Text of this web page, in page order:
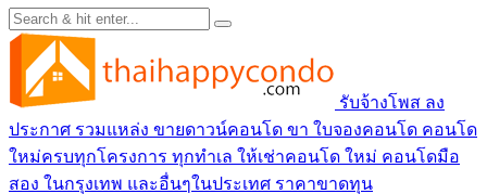
รับจ้างโพส ลง
ประกาศ รวมแหล่ง ขายดาวน์คอนโด ขา ใบจองคอนโด คอนโด
ใหม่ครบทุกโครงการ ทุกทำเล ให้เช่าคอนโด ใหม่ คอนโดมือ
สอง ในกรุงเทพ และอื่นๆในประเทศ ราคาขาดทุน